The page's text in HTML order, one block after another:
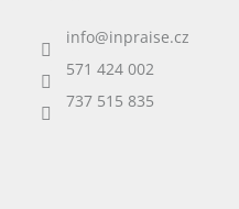
info@inpraise.cz
571 424 002
737 515 835